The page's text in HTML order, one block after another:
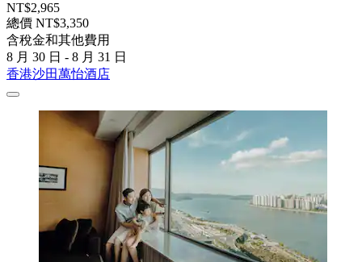
NT$2,965
總價 NT$3,350
含稅金和其他費用
8 月 30 日 - 8 月 31 日
香港沙田萬怡酒店